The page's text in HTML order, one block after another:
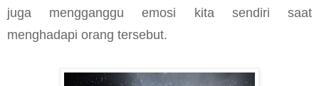
juga mengganggu emosi kita sendiri saat
menghadapi orang tersebut.